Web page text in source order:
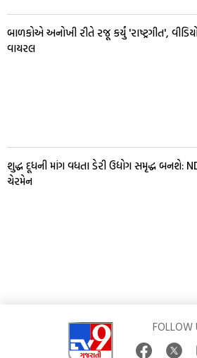
બાળકોએ અનોખી રીતે રજૂ કર્યું 'રાષ્ટ્રગીત',
વાયરલ
શુદ્ધ દૂધની માંગ વધતા ડેરી ઉદ્યોગ સમૃદ્ધ બનશે:
ચેરમેન
FOLLOW